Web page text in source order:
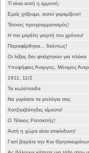
Τί είναι αυτή η εμμονή;
Εμείς χτίζουμε, αυτοί γκρεμίζουν!
Τέτοιος προγραμματισμός!
Η πιο μεγάλη γιορτή του χρόνου!
Παραφέρθηκα... δεόντως!
Οι λέξεις δεν φτιάχτηκαν για πλάκα
Υποψήφιος Άνεργος, Μόνιμος
1911, 11/2
Τα κωλόπαιδα
Να γυρίσετε τα ρολόγια σας
Χατζηαβάτηδες είμαστε!
Ο Τέλειος Ρατσιστής!
Αυτή η χώρα είναι επικίνδυνη!
Γιατί βαράτε την Και